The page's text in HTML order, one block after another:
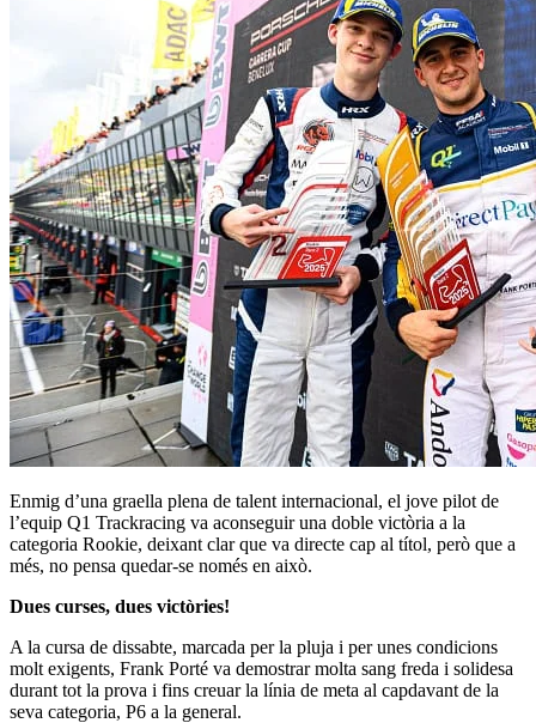
Enmig d’una graella plena de talent internacional, el jove pilot de
l’equip Q1 Trackracing va aconseguir una doble victòria a la
categoria Rookie, deixant clar que va directe cap al títol, però que a
més, no pensa quedar-se només en això.
Dues curses, dues victòries!
A la cursa de dissabte, marcada per la pluja i per unes condicions
molt exigents, Frank Porté va demostrar molta sang freda i solidesa
durant tot la prova i fins creuar la línia de meta al capdavant de la
seva categoria, P6 a la general.